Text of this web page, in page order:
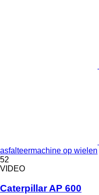
asfalteermachine op wielen
52
VIDEO
Caterpillar AP 600